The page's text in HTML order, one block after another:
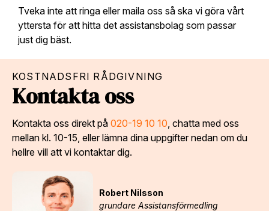
Tveka inte att ringa eller maila oss så ska vi göra vårt
yttersta för att hitta det assistansbolag som passar
just dig bäst.
KOSTNADSFRI RÅDGIVNING
Kontakta oss
Kontakta oss direkt på 020-19 10 10 , chatta med oss
mellan kl. 10-15, eller lämna dina uppgifter nedan om du
hellre vill att vi kontaktar dig.
Robert Nilsson
grundare Assistansförmedling